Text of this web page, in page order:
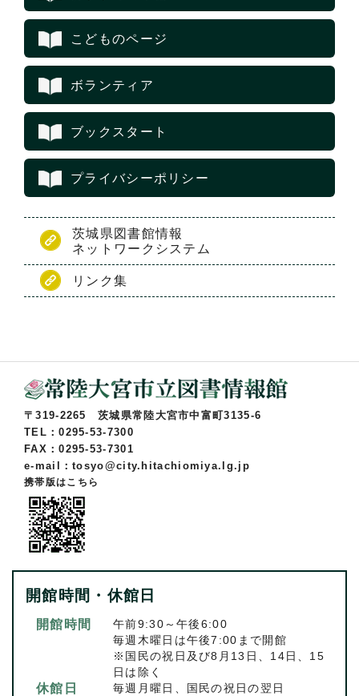
こどものページ
ボランティア
ブックスタート
プライバシーポリシー
茨城県図書館情報
ネットワークシステム
リンク集
〒319-2265 茨城県常陸大宮市中富町3135-6
TEL：0295-53-7300
FAX：0295-53-7301
e-mail：tosyo@city.hitachiomiya.lg.jp
携帯版はこちら
開館時間・休館日
開館時間
午前9:30～午後6:00
毎週木曜日は午後7:00まで開館
※国民の祝日及び8月13日、14日、15
日は除く
休館日 毎週月曜日、国民の祝日の翌日